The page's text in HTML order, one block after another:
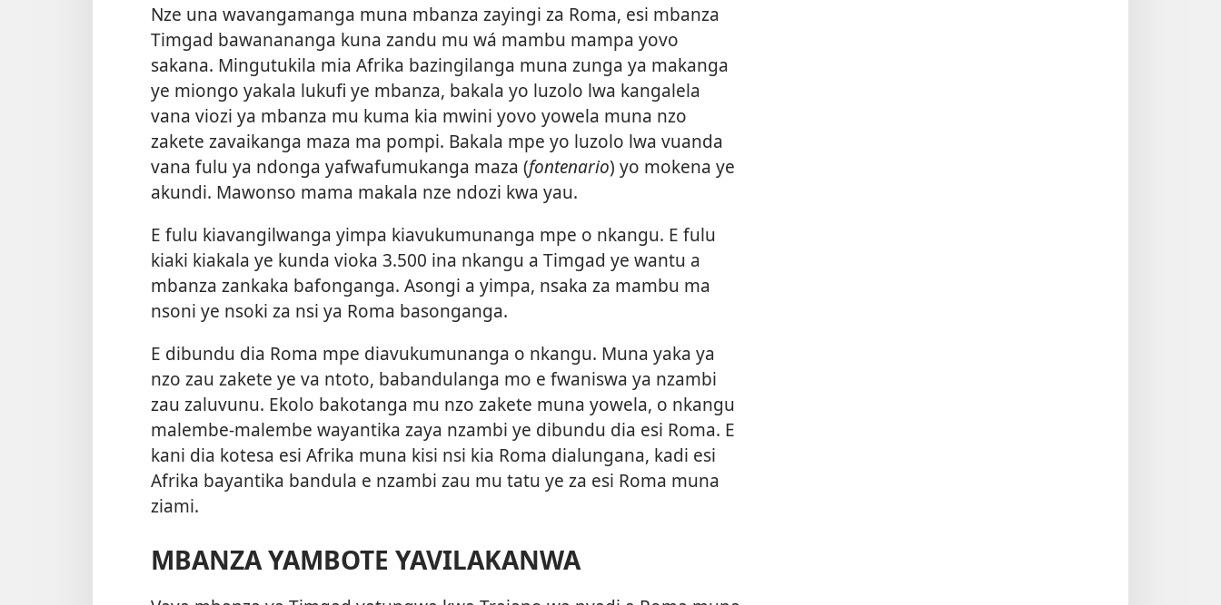
Nze una wavangamanga muna mbanza zayingi za Roma, esi mbanza
Timgad bawanananga kuna zandu mu wá mambu mampa yovo
sakana. Mingutukila mia Afrika bazingilanga muna zunga ya makanga
ye miongo yakala lukufi ye mbanza, bakala yo luzolo lwa kangalela
vana viozi ya mbanza mu kuma kia mwini yovo yowela muna nzo
zakete zavaikanga maza ma pompi. Bakala mpe yo luzolo lwa vuanda
vana fulu ya ndonga yafwafumukanga maza (fontenario) yo mokena ye
akundi. Mawonso mama makala nze ndozi kwa yau.
E fulu kiavangilwanga yimpa kiavukumunanga mpe o nkangu. E fulu
kiaki kiakala ye kunda vioka 3.500 ina nkangu a Timgad ye wantu a
mbanza zankaka bafonganga. Asongi a yimpa, nsaka za mambu ma
nsoni ye nsoki za nsi ya Roma basonganga.
E dibundu dia Roma mpe diavukumunanga o nkangu. Muna yaka ya
nzo zau zakete ye va ntoto, babandulanga mo e fwaniswa ya nzambi
zau zaluvunu. Ekolo bakotanga mu nzo zakete muna yowela, o nkangu
malembe-malembe wayantika zaya nzambi ye dibundu dia esi Roma. E
kani dia kotesa esi Afrika muna kisi nsi kia Roma dialungana, kadi esi
Afrika bayantika bandula e nzambi zau mu tatu ye za esi Roma muna
ziami.
MBANZA YAMBOTE YAVILAKANWA